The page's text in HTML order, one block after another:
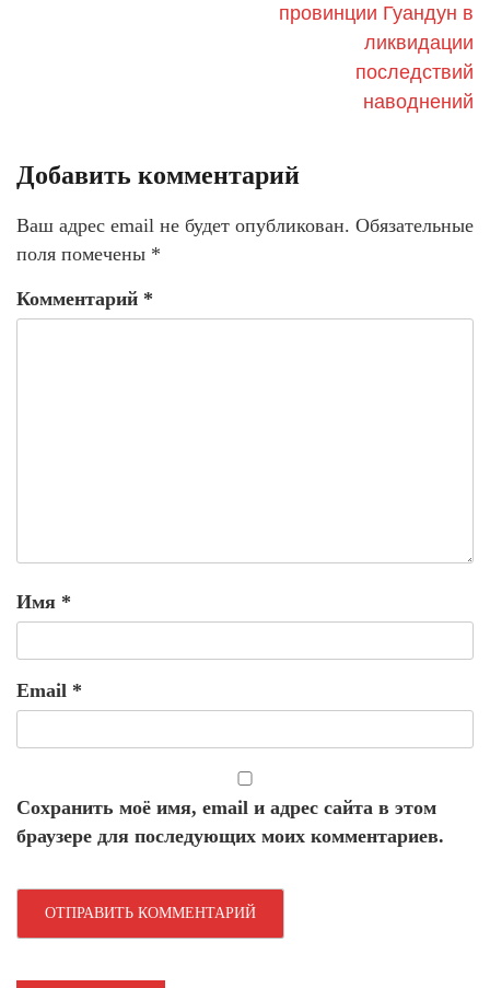
провинции Гуандун в
ликвидации
последствий
наводнений
Добавить комментарий
Ваш адрес email не будет опубликован. Обязательные
поля помечены *
Комментарий *
Имя *
Email *
Сохранить моё имя, email и адрес сайта в этом
браузере для последующих моих комментариев.